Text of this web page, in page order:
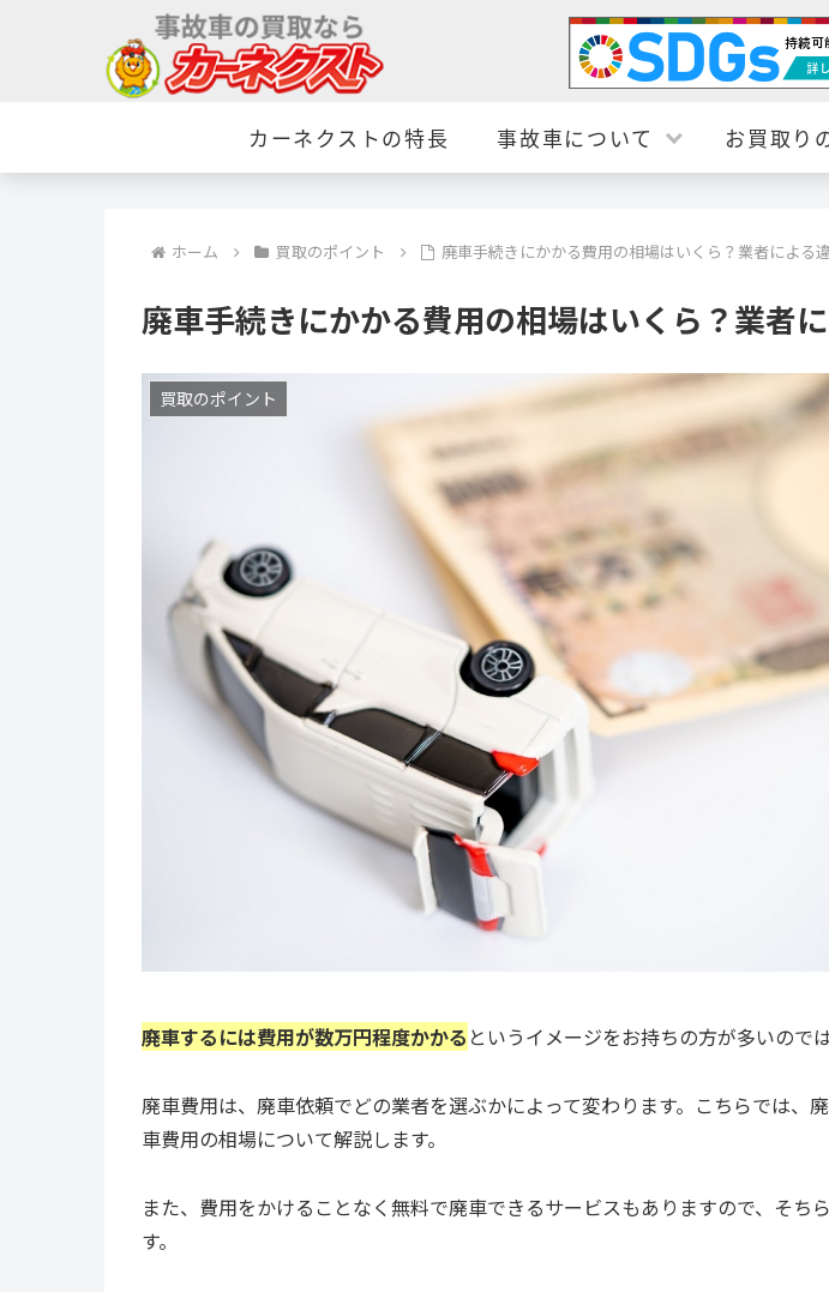
カーネクストの特長 事故車について お買取り
ホーム 買取のポイント 廃車手続きにかかる費用の相場はいくら？業者による
廃車手続きにかかる費用の相場はいくら？業者
買取のポイント
廃車するには費用が数万円程度かかる というイメージをお持ちの方が多いので
廃車費用は、廃車依頼でどの業者を選ぶかによって変わります。こちらでは、
車費用の相場について解説します。
また、費用をかけることなく無料で廃車できるサービスもありますので、そち
す。